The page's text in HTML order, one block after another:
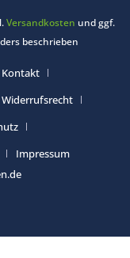
Versandkosten und ggf.
beschrieben
Kontakt
Widerrufsrecht
Impressum